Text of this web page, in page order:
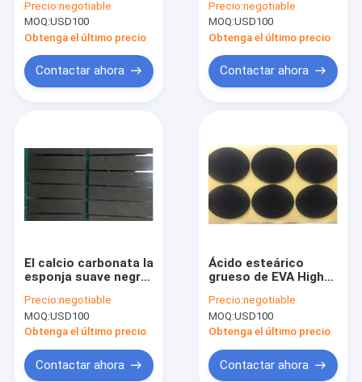
de amortiguador
largo de la tira
Precio:negotiable
MOQ:USD100
Obtenga el último precio
Contactar ahora
avellanador cortó a
Eva Foam Closed Cell
negra 45 grados
Precio:negotiable
MOQ:USD100
Obtenga el último precio
Contactar ahora
El calcio carbonata la
esponja suave negra
Foam 20m m contra
la vibración
Precio:negotiable
MOQ:USD100
Obtenga el último precio
Contactar ahora
Ácido esteárico
grueso de EVA High
de la amortiguación
de choque de la
elipse
Precio:negotiable
MOQ:USD100
Obtenga el último precio
Contactar ahora